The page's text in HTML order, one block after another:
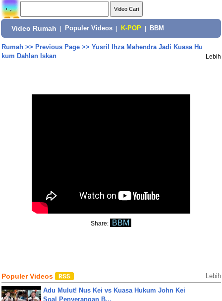
Video Rumah Populer Videos K-POP BBM
Rumah>> Previous Page>> Yusril Ihza Mahendra Jadi Kuasa Hu
kum Dahlan Iskan
Lebih
Share: BBM
Populer Videos Lebih
Adu Mulut! Nus Kei vs Kuasa Hukum John Kei
Soal Penyerangan B...